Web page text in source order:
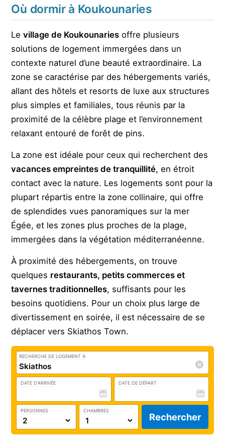
Où dormir à Koukounaries
Levillage de Koukounaries offre plusieurs
solutions de logement immergées dans un
contexte naturel d’une beauté extraordinaire. La
zone se caractérise par des hébergements variés,
allant des hôtels et resorts de luxe aux structures
plus simples et familiales, tous réunis par la
proximité de la célèbre plage et l’environnement
relaxant entouré de forêt de pins.
La zone est idéale pour ceux qui recherchent des
vacances empreintes de tranquillité, en étroit
contact avec la nature. Les logements sont pour la
plupart répartis entre la zone collinaire, qui offre
de splendides vues panoramiques sur la mer
Égée, et les zones plus proches de la plage,
immergées dans la végétation méditerranéenne.
À proximité des hébergements, on trouve
quelques restaurants, petits commerces et
tavernes traditionnelles, suffisants pour les
besoins quotidiens. Pour un choix plus large de
divertissement en soirée, il est nécessaire de se
déplacer vers Skiathos Town.
RECHERCHE DE LOGEMENT À
DATE D'ARRIVÉE DATE DE DÉPART
PERSONNES CHAMBRES
Rechercher